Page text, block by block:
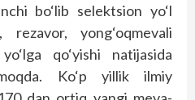
bo‘lib selektsion yo‘l
yong‘oqmevali
qo‘yishi natijasida
Ko‘p yillik ilmiy